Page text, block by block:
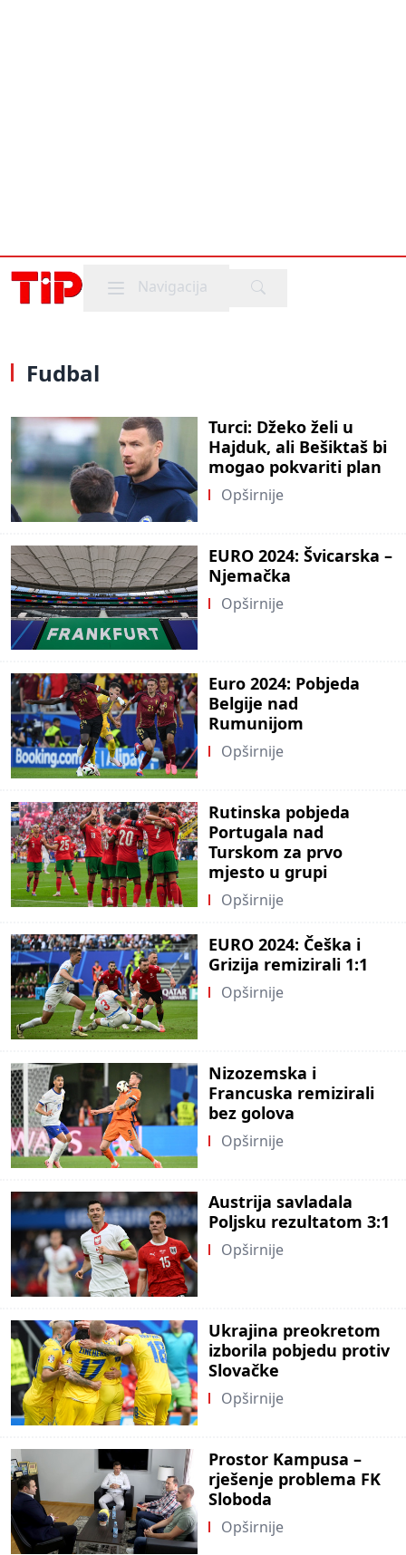
Mobile menu
Navigacija
Fudbal
Turci: Džeko želi u
Hajduk, ali Bešiktaš bi
mogao pokvariti plan
Opširnije
EURO 2024: Švicarska –
Njemačka
Opširnije
Euro 2024: Pobjeda
Belgije nad
Rumunijom
Opširnije
Rutinska pobjeda
Portugala nad
Turskom za prvo
mjesto u grupi
Opširnije
EURO 2024: Češka i
Grizija remizirali 1:1
Opširnije
Nizozemska i
Francuska remizirali
bez golova
Opširnije
Austrija savladala
Poljsku rezultatom 3:1
Opširnije
Ukrajina preokretom
izborila pobjedu protiv
Slovačke
Opširnije
Prostor Kampusa –
rješenje problema FK
Sloboda
Opširnije